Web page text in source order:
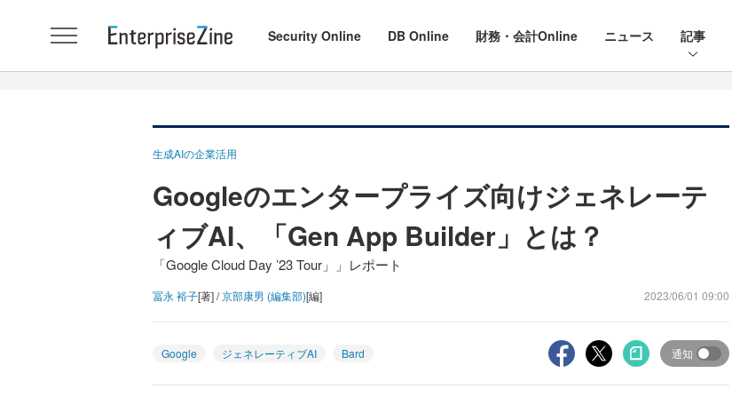
Security Online DB Online 財務・会計Online ニュース 記事
生成AIの企業活用
Googleのエンタープライズ向けジェネレーテ
ィブAI、「Gen App Builder」とは？
「Google Cloud Day ’23 Tour」」レポート
冨永 裕子[著] /京部康男 (編集部)[編] 2023/06/01 09:00
Google ジェネレーティブAI Bard 通知